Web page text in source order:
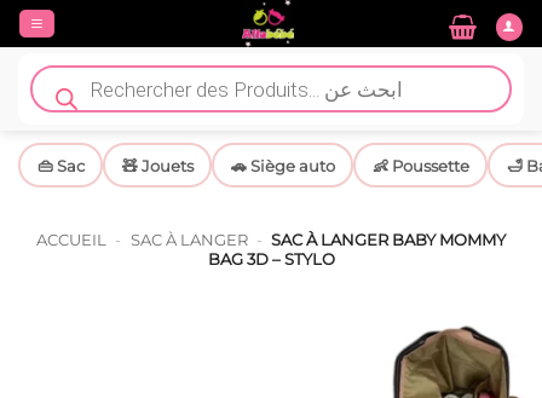
Passer
contenu
Recherche
de
produits
👜 Sac 🧸 Jouets 🚗 Siège auto 👶 Poussette 🛁
ACCUEIL - SAC À LANGER - SAC À LANGER BABY MOMMY
BAG 3D – STYLO